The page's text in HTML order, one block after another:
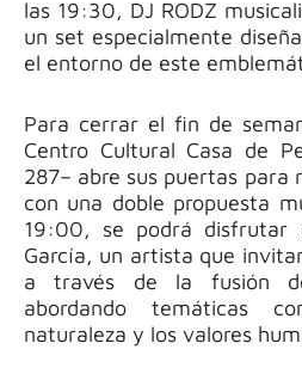
las 19:30, DJ RODZ
un set especialmente
el entorno de este
Para cerrar el fin de
Centro Cultural Casa de
287– abre sus puertas para
con una doble propuesta
19:00, se podrá disfrutar
García, un artista que
a través de la fusión
abordando temáticas
naturaleza y los valores